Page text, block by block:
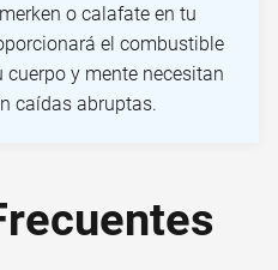
o calafate en tu
el combustible
y mente necesitan
caídas abruptas.